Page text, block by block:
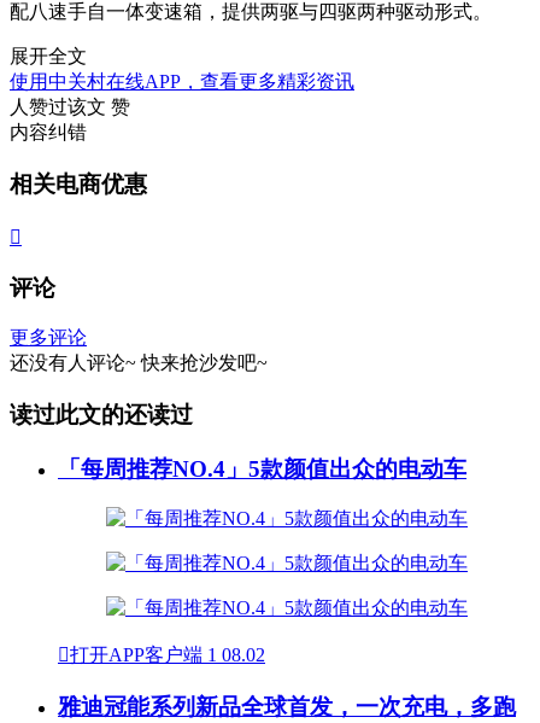
配八速手自一体变速箱，提供两驱与四驱两种驱动形式。
展开全文
使用中关村在线APP，查看更多精彩资讯
人赞过该文 赞
内容纠错
相关电商优惠

评论
更多评论
还没有人评论~ 快来抢沙发吧~
读过此文的还读过
「每周推荐NO.4」5款颜值出众的电动车
打开APP客户端 1 08.02
雅迪冠能系列新品全球首发，一次充电，多跑